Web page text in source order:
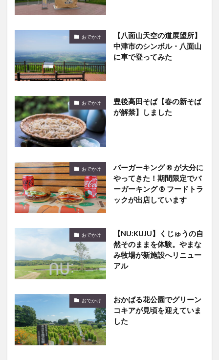
おでかけ
【八面山天空の道展望所】
中津市のシンボル・八面山
に車で登ってみた
おでかけ
豊後高田そば【春の新そば
が解禁】しました
おでかけ
バーガーキング ® が大分に
やってきた！期間限定でバ
ーガーキング ® フードトラ
ックが出店しています
おでかけ
【NU:KUJU】くじゅうの自
然そのままを体験。やまな
み牧場が新施設へリニュー
アル
おでかけ
おかばる花公園でグリーン
コキアが見頃を迎えていま
した